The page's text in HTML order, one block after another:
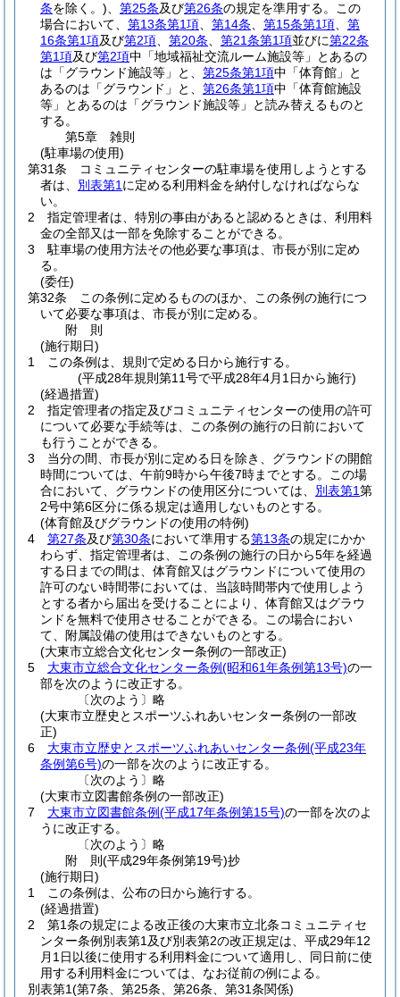
条を除く。) 第25条及び第26条の規定を準用する。
この
場合において、 第13条第1項 第14条 第15条第1項
第
16条第1項及び第2項 第20条 第21条第1項並びに第22条
第1項及び第2項中「地域福祉交流ルーム施設等」とあるの
は「グラウンド施設等」と、 第25条第1項中「体育館」と
あるのは「グラウンド」と、 第26条第1項中「体育館施設
等」とあるのは「グラウンド施設等」と読み替えるものと
する。
第5章
雑則
(駐車場の使用)
第31条
コミュニティセンターの駐車場を使用しようとする
者は、 別表第1 に定める利用料金を納付しなければならな
い。
2
指定管理者は、特別の事由があると認めるときは、利用料
金の全部又は一部を免除することができる。
3
駐車場の使用方法その他必要な事項は、市長が別に定め
る。
(委任)
第32条
この条例に定めるもののほか、この条例の施行につ
いて必要な事項は、市長が別に定める。
附 則
(施行期日)
1
この条例は、規則で定める日から施行する。
(平成28年規則第11号で平成28年4月1日から施行)
(経過措置)
2
指定管理者の指定及びコミュニティセンターの使用の許可
について必要な手続等は、この条例の施行の日前において
も行うことができる。
3
当分の間、市長が別に定める日を除き、グラウンドの開館
時間については、午前9時から午後7時までとする。
この場
合において、グラウンドの使用区分については、 別表第1第
2号中第6区分に係る規定は適用しないものとする。
(体育館及びグラウンドの使用の特例)
4
第27条及び第30条において準用する第13条の規定にかか
わらず、指定管理者は、この条例の施行の日から5年を経過
する日までの間は、体育館又はグラウンドについて使用の
許可のない時間帯においては、当該時間帯内で使用しよう
とする者から届出を受けることにより、体育館又はグラウ
ンドを無料で使用させることができる。
この場合におい
て、附属設備の使用はできないものとする。
(大東市立総合文化センター条例の一部改正)
5
大東市立総合文化センター条例(昭和61年条例第13号)の一
部を次のように改正する。
〔次のよう〕略
(大東市立歴史とスポーツふれあいセンター条例の一部改
正)
6
大東市立歴史とスポーツふれあいセンター条例(平成23年
条例第6号)の一部を次のように改正する。
〔次のよう〕略
(大東市立図書館条例の一部改正)
7
大東市立図書館条例(平成17年条例第15号)の一部を次のよ
うに改正する。
〔次のよう〕略
附 則(平成29年条例第19号)抄
(施行期日)
1
この条例は、公布の日から施行する。
(経過措置)
2
第1条の規定による改正後の大東市立北条コミュニティセ
ンター条例別表第1及び別表第2の改正規定は、平成29年12
月1日以後に使用する利用料金について適用し、同日前に使
用する利用料金については、なお従前の例による。
別表第1(第7条、第25条、第26条、第31条関係)